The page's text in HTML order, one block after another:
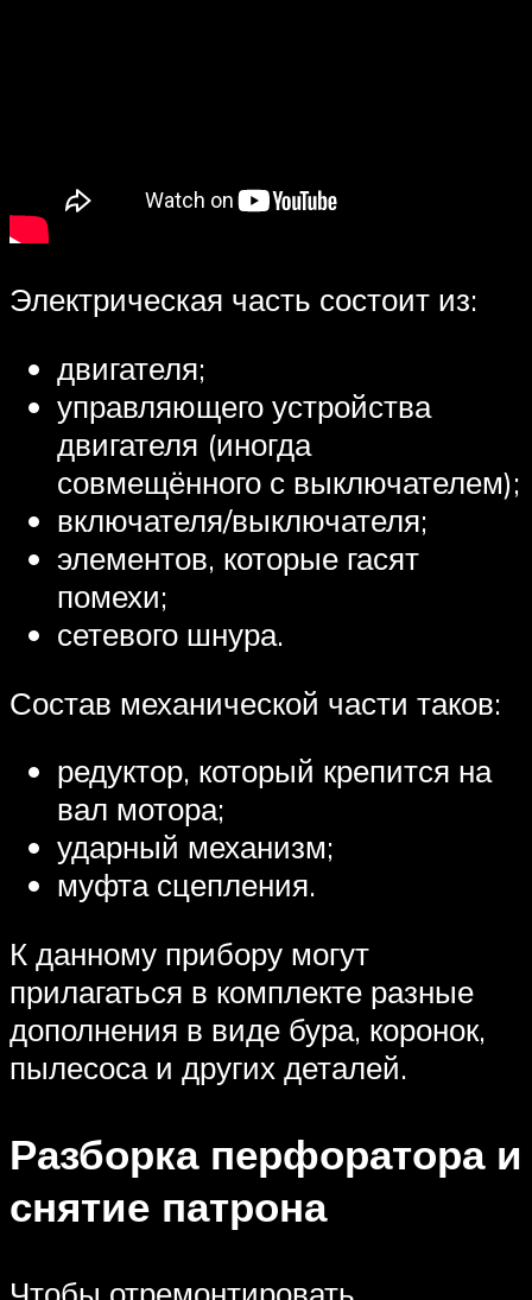
Электрическая часть состоит из:
двигателя;
управляющего устройства
двигателя (иногда
совмещённого с выключателем);
включателя/выключателя;
элементов, которые гасят
помехи;
сетевого шнура.
Состав механической части таков:
редуктор, который крепится на
вал мотора;
ударный механизм;
муфта сцепления.
К данному прибору могут
прилагаться в комплекте разные
дополнения в виде бура, коронок,
пылесоса и других деталей.
Разборка перфоратора и
снятие патрона